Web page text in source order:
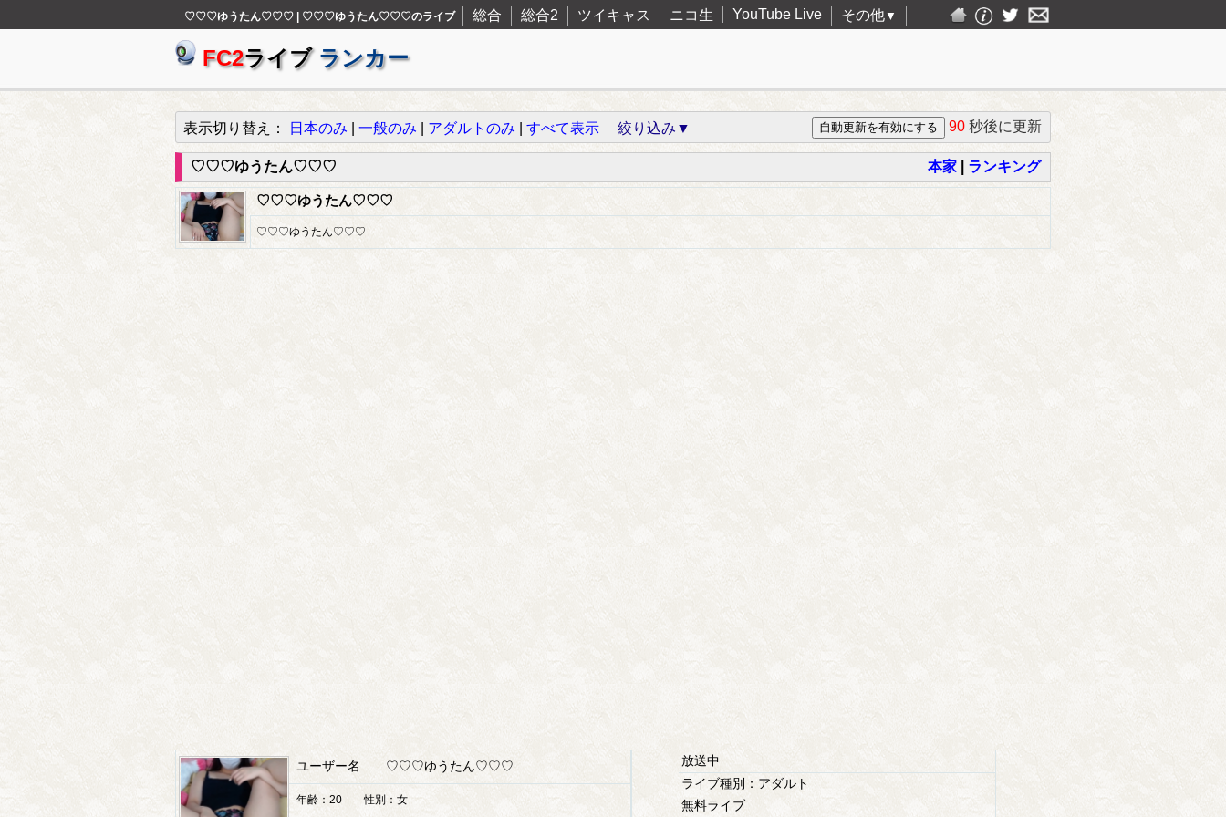
♡♡♡ゆうたん♡♡♡ | ♡♡♡ゆうたん♡♡♡のライブ 総合 総合2 ツイキャス ニコ生 YouTube Live その他▼
FC2ライブ ランカー
表示切り替え： 日本のみ 一般のみ アダルトのみ すべて表示 絞り込み▼ 90 秒後に更新
♡♡♡ゆうたん♡♡♡ 本家 ランキング
♡♡♡ゆうたん♡♡♡
♡♡♡ゆうたん♡♡♡
ユーザー名 ♡♡♡ゆうたん♡♡♡
年齢：20 性別：女
放送中
ライブ種別：アダルト
無料ライブ